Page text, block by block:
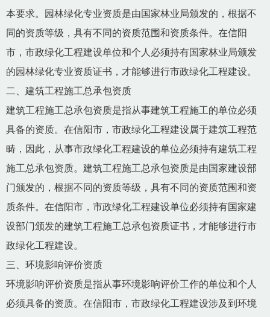
本要求。园林绿化专业资质是由国家林业局颁发的，根据不
同的资质等级，具有不同的资质范围和资质条件。在信阳
市，市政绿化工程建设单位和个人必须持有国家林业局颁发
的园林绿化专业资质证书，才能够进行市政绿化工程建设。
二、建筑工程施工总承包资质
建筑工程施工总承包资质是指从事建筑工程施工的单位必须
具备的资质。在信阳市，市政绿化工程建设属于建筑工程范
畴，因此，从事市政绿化工程建设的单位必须持有建筑工程
施工总承包资质。建筑工程施工总承包资质是由国家建设部
门颁发的，根据不同的资质等级，具有不同的资质范围和资
质条件。在信阳市，市政绿化工程建设单位必须持有国家建
设部门颁发的建筑工程施工总承包资质证书，才能够进行市
政绿化工程建设。
三、环境影响评价资质
环境影响评价资质是指从事环境影响评价工作的单位和个人
必须具备的资质。在信阳市，市政绿化工程建设涉及到环境